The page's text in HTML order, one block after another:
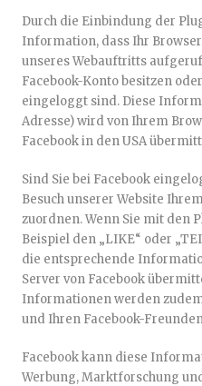
Durch die Einbindung der
Information, dass Ihr
unseres Webauftritts
Facebook-Konto besitzen
eingeloggt sind. Diese
Adresse) wird von Ihrem
Facebook in den USA
Sind Sie bei Facebook
Besuch unserer Website
zuordnen. Wenn Sie mit den
Beispiel den „LIKE“ oder
die entsprechende
Server von Facebook
Informationen werden
und Ihren Facebook-
Facebook kann diese
Werbung, Marktforschung